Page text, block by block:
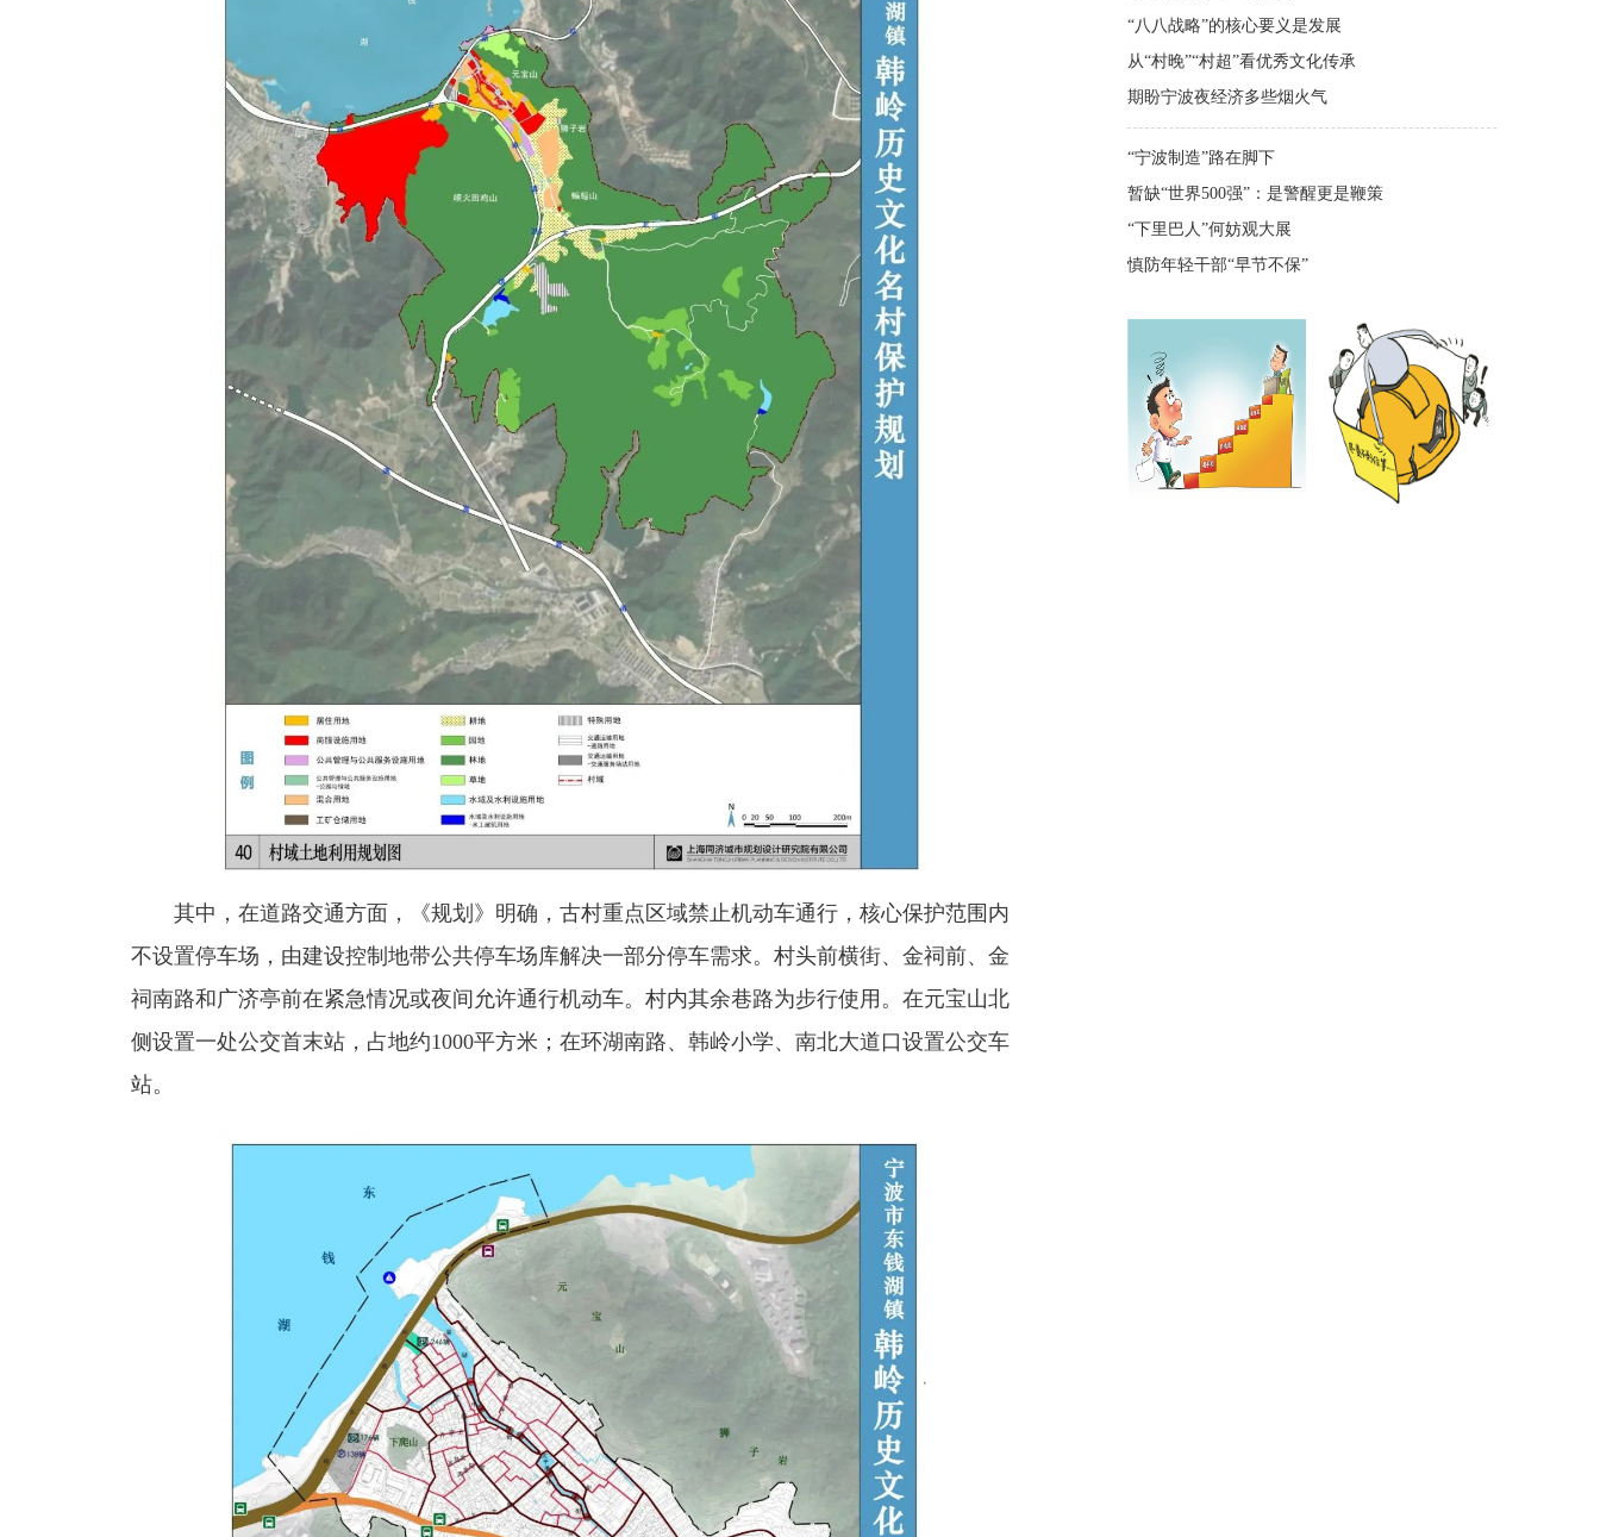
其中，在道路交通方面，《规划》明确， 古村重点区域禁止机动车通行，核心保护范围内
不设置停车场，由建设控制地带公共停车场库解决一部分停车需求。村头前横街、金祠前、金
祠南路和广济亭前在紧急情况或夜间允许通行机动车。村内其余巷路为步行使用。在元宝山北
侧设置一处公交首末站，占地约1000平方米；在环湖南路、韩岭小学、南北大道口设置公交车
站。
“八八战略”的核心要义是发展
从“村晚”“村超”看优秀文化传承
期盼宁波夜经济多些烟火气
“宁波制造”路在脚下
暂缺“世界500强”：是警醒更是鞭策
“下里巴人”何妨观大展
慎防年轻干部“早节不保”